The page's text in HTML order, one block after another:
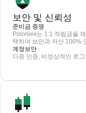
보안 및 신뢰성
준비금 증명
Poloniex는 1:1 적립금을
택하여 보안과 자산 100%
계정보안
다중 인증, 비정상적인 로